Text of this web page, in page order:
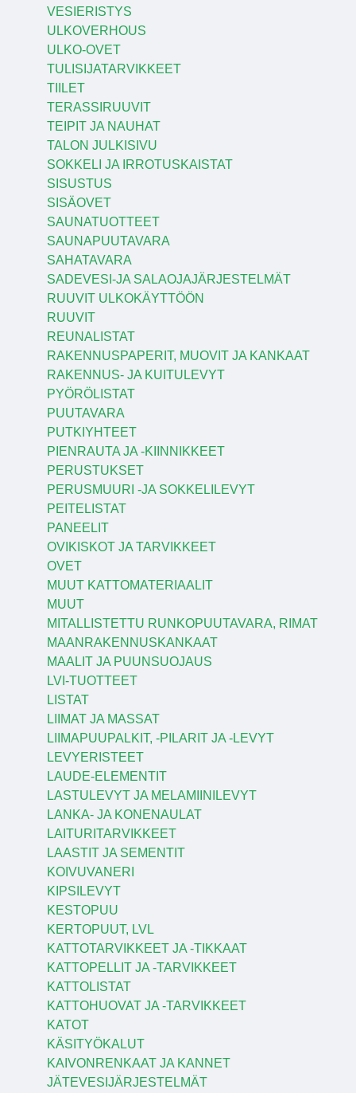
VESIERISTYS
ULKOVERHOUS
ULKO-OVET
TULISIJATARVIKKEET
TIILET
TERASSIRUUVIT
TEIPIT JA NAUHAT
TALON JULKISIVU
SOKKELI JA IRROTUSKAISTAT
SISUSTUS
SISÄOVET
SAUNATUOTTEET
SAUNAPUUTAVARA
SAHATAVARA
SADEVESI-JA SALAOJAJÄRJESTELMÄT
RUUVIT ULKOKÄYTTÖÖN
RUUVIT
REUNALISTAT
RAKENNUSPAPERIT, MUOVIT JA KANKAAT
RAKENNUS- JA KUITULEVYT
PYÖRÖLISTAT
PUUTAVARA
PUTKIYHTEET
PIENRAUTA JA -KIINNIKKEET
PERUSTUKSET
PERUSMUURI -JA SOKKELILEVYT
PEITELISTAT
PANEELIT
OVIKISKOT JA TARVIKKEET
OVET
MUUT KATTOMATERIAALIT
MUUT
MITALLISTETTU RUNKOPUUTAVARA, RIMAT
MAANRAKENNUSKANKAAT
MAALIT JA PUUNSUOJAUS
LVI-TUOTTEET
LISTAT
LIIMAT JA MASSAT
LIIMAPUUPALKIT, -PILARIT JA -LEVYT
LEVYERISTEET
LAUDE-ELEMENTIT
LASTULEVYT JA MELAMIINILEVYT
LANKA- JA KONENAULAT
LAITURITARVIKKEET
LAASTIT JA SEMENTIT
KOIVUVANERI
KIPSILEVYT
KESTOPUU
KERTOPUUT, LVL
KATTOTARVIKKEET JA -TIKKAAT
KATTOPELLIT JA -TARVIKKEET
KATTOLISTAT
KATTOHUOVAT JA -TARVIKKEET
KATOT
KÄSITYÖKALUT
KAIVONRENKAAT JA KANNET
JÄTEVESIJÄRJESTELMÄT